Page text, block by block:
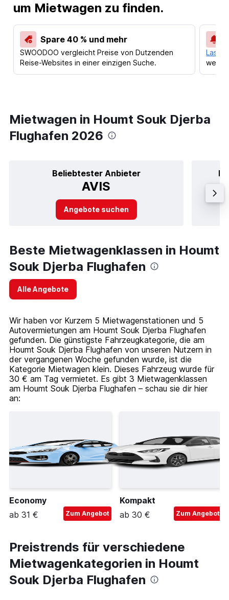
um Mietwagen zu finden.
Spare 40 % und mehr
SWOODOO vergleicht Preise von Dutzenden
Reise-Websites in einer einzigen Suche.
Lass
Mietwagen in Houmt Souk Djerba
Flughafen 2026
Beliebtester Anbieter
AVIS
Angebote suchen
Beste Mietwagenklassen in Houmt
Souk Djerba Flughafen
Alle Angebote
Wir haben vor Kurzem 5 Mietwagenstationen und 5
Autovermietungen am Houmt Souk Djerba Flughafen
gefunden. Die günstigste Fahrzeugkategorie, die am
Houmt Souk Djerba Flughafen von unseren Nutzern in
der vergangenen Woche gefunden wurde, ist die
Kategorie Mietwagen klein. Dieses Fahrzeug wurde für
30 € am Tag vermietet. Es gibt 3 Mietwagenklassen
am Houmt Souk Djerba Flughafen – schau sie dir hier
an:
Economy
ab 31 €
Zum Angebot
Kompakt
ab 30 €
Zum Angebot
Preistrends für verschiedene
Mietwagenkategorien in Houmt
Souk Djerba Flughafen